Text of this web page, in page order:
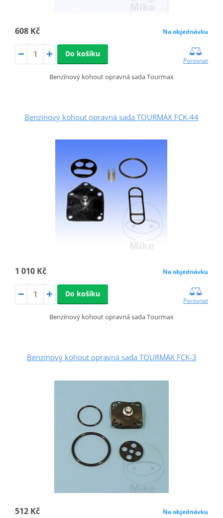
608 Kč Na objednávku
Do košíku
Porovnat
Benzínový kohout opravná sada Tourmax
Benzínový kohout opravná sada TOURMAX FCK-44
1 010 Kč Na objednávku
Do košíku
Porovnat
Benzínový kohout opravná sada Tourmax
Benzínový kohout opravná sada TOURMAX FCK-3
512 Kč Na objednávku